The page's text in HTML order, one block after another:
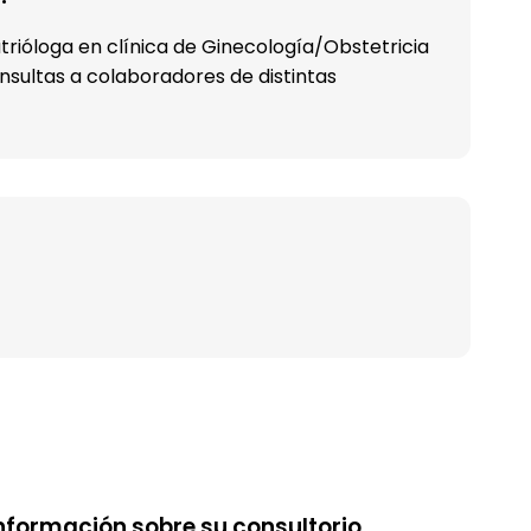
en clínica de Ginecología/Obstetricia
a colaboradores de distintas